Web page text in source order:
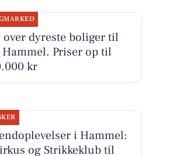
over dyreste boliger til
Priser op til
kr
i Hammel:
og Strikkeklub til